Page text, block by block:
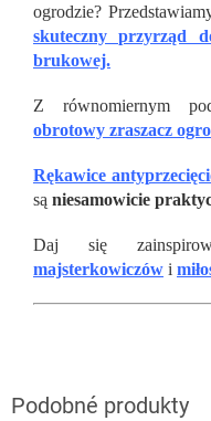
ogrodzie?
skuteczny przyrząd
brukowej.
Z równomiernym
obrotowy zraszacz
Rękawice
są niesamowicie
Daj się
majsterkowiczów i